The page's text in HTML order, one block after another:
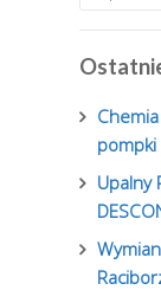
pompki
Upalny